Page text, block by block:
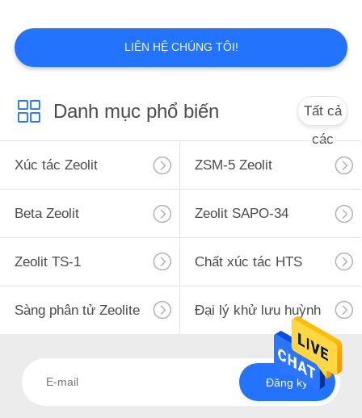
LIÊN HỆ CHÚNG TÔI!
Danh mục phổ biến
Tất cả
các
Xúc tác Zeolit
ZSM-5 Zeolit
Beta Zeolit Zeolit ​​SAPO-34
Zeolit ​​TS-1 Chất xúc tác HTS
Sàng phân tử Zeolite Đại lý khử lưu huỳnh
Đăng ký